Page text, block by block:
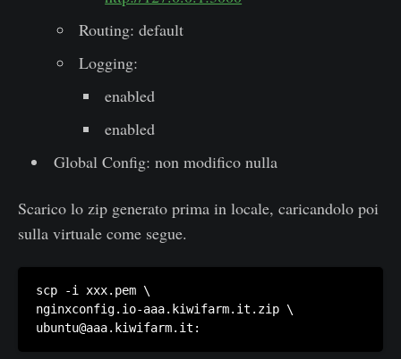
Routing: default
Logging:
enabled
enabled
Global Config: non modifico nulla
Scarico lo zip generato prima in locale, caricandolo poi
sulla virtuale come segue.
scp -i xxx.pem \
nginxconfig.io-aaa.kiwifarm.it.zip \